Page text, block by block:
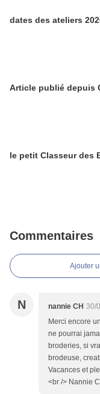
dates des ateliers
le petit Classeur des
Commentaires
Ajouter
N nannie CH 30/
Merci encore
ne pourrai
broderies, si
brodeuse,
Vacances et
<br /> Nannie